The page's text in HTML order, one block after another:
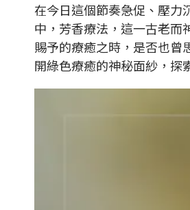
在今日這個節奏急促、壓力
中，芳香療法，這一古老而
賜予的療癒之時，是否也曾
開綠色療癒的神秘面紗，探